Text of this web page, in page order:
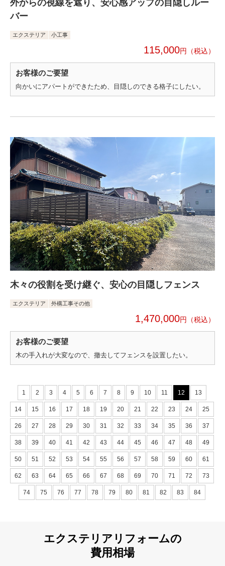
外からの視線を遮り、安心感アップの目隠しルー
バー
エクステリア 小工事
115,000円
お客様のご要望
向かいにアパートができたため、目隠しのできる格子にしたい。
木々の役割を受け継ぐ、安心の目隠しフェンス
エクステリア 外構工事その他
1,470,000円
お客様のご要望
木の手入れが大変なので、撤去してフェンスを設置したい。
1 2 3 4 5 6 7 8 9 10 11 12 13
14 15 16 17 18 19 20 21 22 23 24 25
26 27 28 29 30 31 32 33 34 35 36 37
38 39 40 41 42 43 44 45 46 47 48 49
50 51 52 53 54 55 56 57 58 59 60 61
62 63 64 65 66 67 68 69 70 71 72 73
74 75 76 77 78 79 80 81 82 83 84
エクステリアリフォームの
費用相場